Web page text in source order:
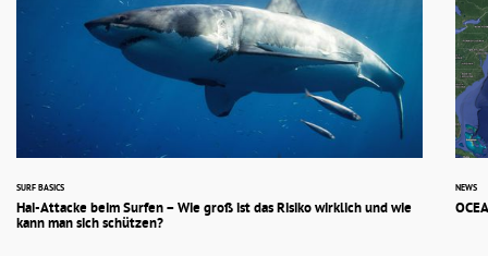
SURF BASICS
Hai-Attacke beim Surfen – Wie groß ist das Risiko wirklich und wie
kann man sich schützen?
NEWS